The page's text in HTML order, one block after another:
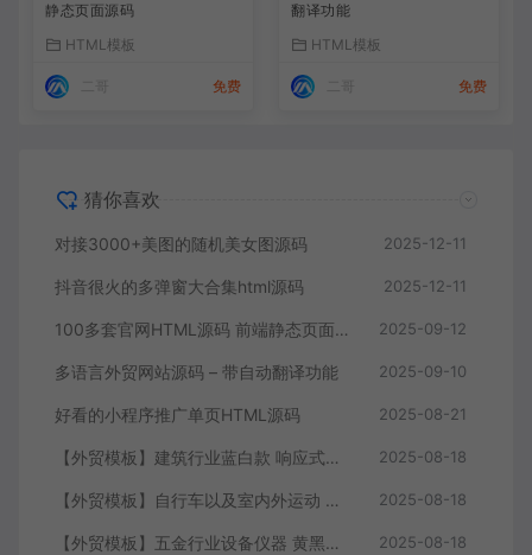
静态页面源码
HTML模板
免费
翻译功能
HTML模板
免费
猜你喜欢
对接3000+美图的随机美女图源码 2025-12-11
抖音很火的多弹窗大合集html源码 2025-12-11
100多套官网HTML源码 前端静态页面源码 2025-09-12
多语言外贸网站源码 – 带自动翻译功能 2025-09-10
好看的小程序推广单页HTML源码 2025-08-21
【外贸模板】建筑行业蓝白款 响应式模板静态html文件 2025-08-18
【外贸模板】自行车以及室内外运动 黑灰 响应式模板静态html文件 2025-08-18
【外贸模板】五金行业设备仪器 黄黑款 响应式模板静态html文件 2025-08-18